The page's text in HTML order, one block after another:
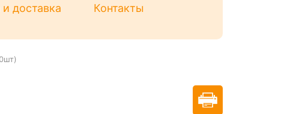
доставка Контакты